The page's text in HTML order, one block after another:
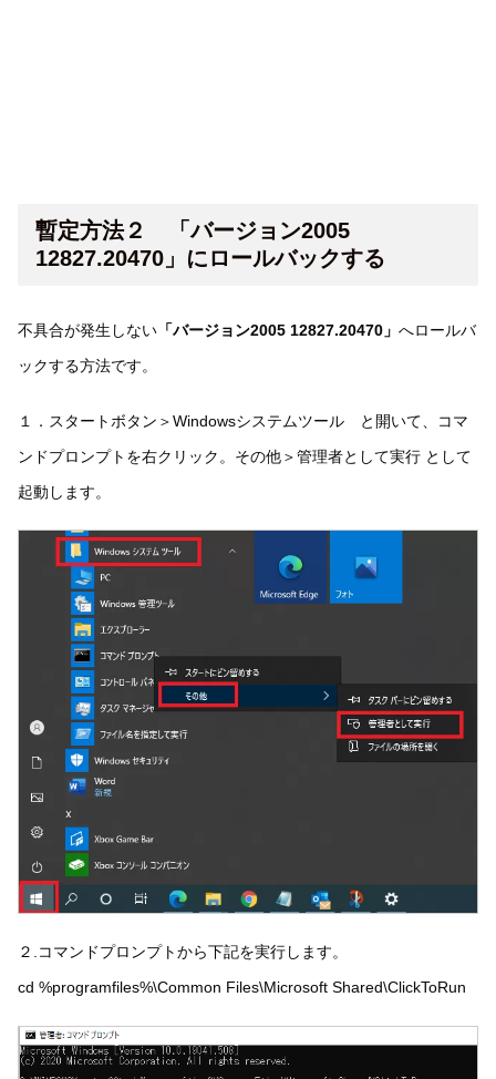
暫定方法２ 「バージョン2005
12827.20470」にロールバックする
不具合が発生しない 「バージョン2005 12827.20470」 へロールバ
ックする方法です。
１．スタートボタン＞Windowsシステムツール と開いて、コマ
ンドプロンプトを右クリック。その他＞管理者として実行 として
起動します。
２.コマンドプロンプトから下記を実行します。
cd %programfiles%\Common Files\Microsoft Shared\ClickToRun